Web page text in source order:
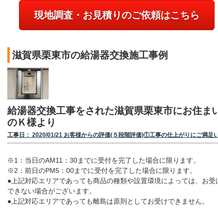
現地調査・お見積りのご依頼はこちら
滋賀県栗東市の給湯器交換施工事例
給湯器交換工事をされた滋賀県栗東市にお住ま
のＫ様より
工事日： 2020/01/21 お客様からの評価(５段階評価)①工事の仕上がりにご満足
※1：当日のAM11：30までに受付を完了した場合に限ります。
※2：前日のPM5：00までに受付を完了した場合に限ります。
●上記対応エリアであっても商品の種類や設置環境によっては、お受
できない場合がございます。
●上記対応エリアであっても離島は原則としてお受けできません。